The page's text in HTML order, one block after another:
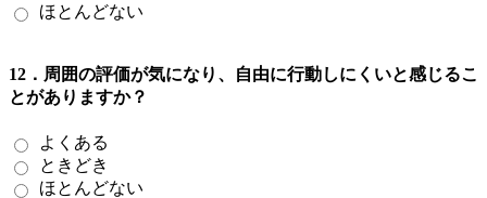
ほとんどない
12．周囲の評価が気になり、自由に行動しにくいと感じるこ
とがありますか？
よくある
ときどき
ほとんどない